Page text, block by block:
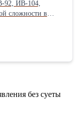
92, ИВ-104,
сложности в
на складах и
возможна
службами и
— мы делаем все
без суеты